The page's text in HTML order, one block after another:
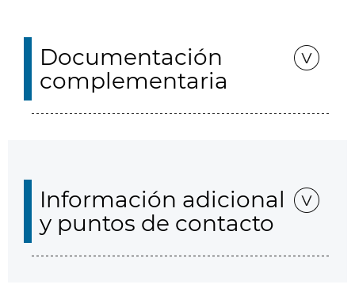
Documentación
complementaria
Información adicional
y puntos de contacto